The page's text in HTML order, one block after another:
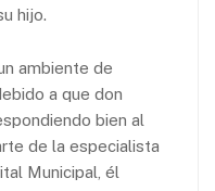
hijo.
ambiente de
a que don
bien al
de la especialista
Municipal, él